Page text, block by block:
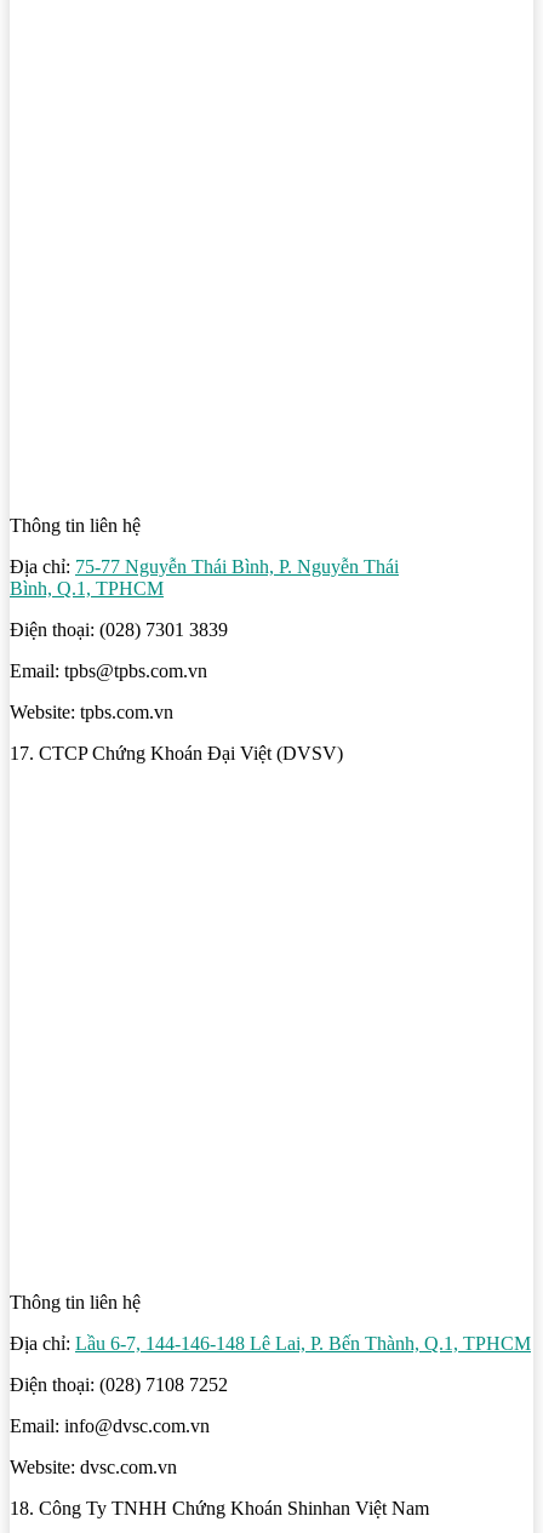
Thông tin liên hệ
Địa chỉ: 75-77 Nguyễn Thái Bình, P. Nguyễn Thái
Bình, Q.1, TPHCM
Điện thoại: (028) 7301 3839
Email: tpbs@tpbs.com.vn
Website: tpbs.com.vn
17. CTCP Chứng Khoán Đại Việt (DVSV)
Thông tin liên hệ
Địa chỉ: Lầu 6-7, 144-146-148 Lê Lai, P. Bến Thành, Q.1, TPHCM
Điện thoại: (028) 7108 7252
Email: info@dvsc.com.vn
Website: dvsc.com.vn
18. Công Ty TNHH Chứng Khoán Shinhan Việt Nam